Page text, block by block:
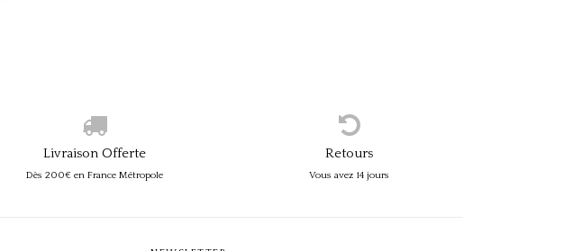
Livraison Offerte
Dès 200€ en France Métropole
Retours
Vous avez 14 jours